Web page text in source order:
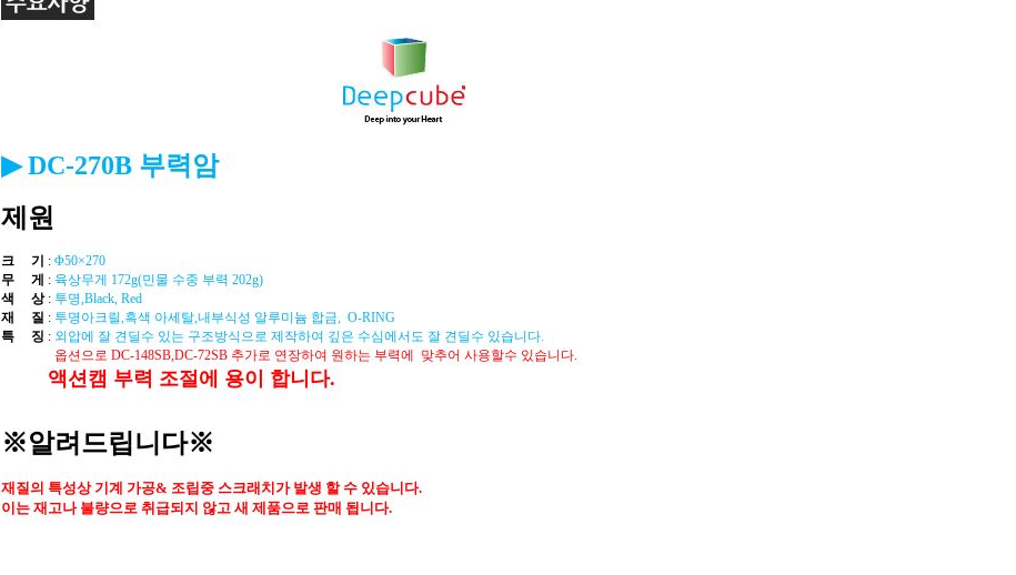
▶ DC-270B 부력암
제원
크 기 : Φ50×270
무 게 : 육상무게 172g(민물 수중 부력 202g)
색 상 : 투명,Black, Red
재 질 : 투명아크릴,흑색 아세탈,내부식성 알루미늄 합금, O-RING
특 징 : 외압에 잘 견딜수 있는 구조방식으로 제작하여 깊은 수심에서도 잘 견딜수 있습니다.
옵션으로 DC-148SB,DC-72SB 추가로 연장하여 원하는 부력에 맞추어 사용할수 있습니다.
액션캠 부력 조절에 용이 합니다.
※알려드립니다※
재질의 특성상 기계 가공& 조립중 스크래치가 발생 할 수 있습니다.
이는 재고나 불량으로 취급되지 않고 새 제품으로 판매 됩니다.